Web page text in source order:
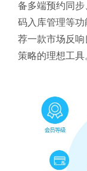
备多端预约同
码入库管理等
荐一款市场反
策略的理想工具